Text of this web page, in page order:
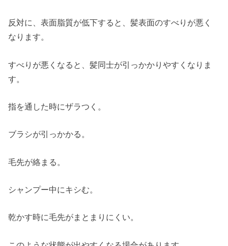
反対に、表面脂質が低下すると、髪表面のすべりが悪く
なります。
すべりが悪くなると、髪同士が引っかかりやすくなりま
す。
指を通した時にザラつく。
ブラシが引っかかる。
毛先が絡まる。
シャンプー中にキシむ。
乾かす時に毛先がまとまりにくい。